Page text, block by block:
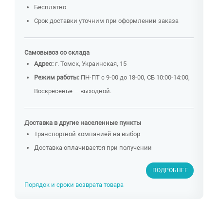
Бесплатно
Срок доставки уточним при оформлении заказа
Самовывоз со склада
Адрес: г. Томск, Украинская, 15
Режим работы: ПН-ПТ с 9-00 до 18-00, СБ 10:00-14:00,
Воскресенье — выходной.
Доставка в другие населенные пункты
Транспортной компанией на выбор
Доставка оплачивается при получении
ПОДРОБНЕЕ
Порядок и сроки возврата товара